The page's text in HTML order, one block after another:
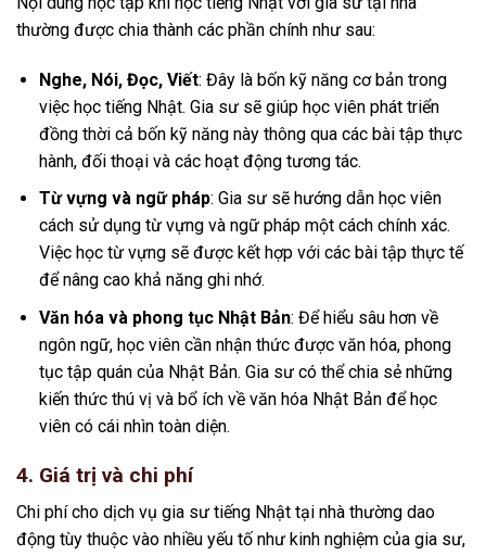
thường được chia thành các phần chính như sau:
Nghe, Nói, Đọc, Viết: Đây là bốn kỹ năng cơ bản trong
việc học tiếng Nhật. Gia sư sẽ giúp học viên phát triển
đồng thời cả bốn kỹ năng này thông qua các bài tập thực
hành, đối thoại và các hoạt động tương tác.
Từ vựng và ngữ pháp: Gia sư sẽ hướng dẫn học viên
cách sử dụng từ vựng và ngữ pháp một cách chính xác.
Việc học từ vựng sẽ được kết hợp với các bài tập thực tế
để nâng cao khả năng ghi nhớ.
Văn hóa và phong tục Nhật Bản: Để hiểu sâu hơn về
ngôn ngữ, học viên cần nhận thức được văn hóa, phong
tục tập quán của Nhật Bản. Gia sư có thể chia sẻ những
kiến thức thú vị và bổ ích về văn hóa Nhật Bản để học
viên có cái nhìn toàn diện.
4. Giá trị và chi phí
Chi phí cho dịch vụ gia sư tiếng Nhật tại nhà thường dao
động tùy thuộc vào nhiều yếu tố như kinh nghiệm của gia sư,